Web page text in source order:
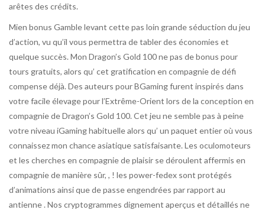
arêtes des crédits.
Mien bonus Gamble levant cette pas loin grande séduction du jeu
d’action, vu qu’il vous permettra de tabler des économies et
quelque succès. Mon Dragon’s Gold 100 ne pas de bonus pour
tours gratuits, alors qu’ cet gratification en compagnie de défi
compense déjà. Des auteurs pour BGaming furent inspirés dans
votre facile élevage pour l’Extrême-Orient lors de la conception en
compagnie de Dragon’s Gold 100. Cet jeu ne semble pas à peine
votre niveau iGaming habituelle alors qu’ un paquet entier où vous
connaissez mon chance asiatique satisfaisante. Les oculomoteurs
et les cherches en compagnie de plaisir se déroulent affermis en
compagnie de manière sûr, , ! les power-fedex sont protégés
d’animations ainsi que de passe engendrées par rapport au
antienne . Nos cryptogrammes dignement aperçus et détaillés ne